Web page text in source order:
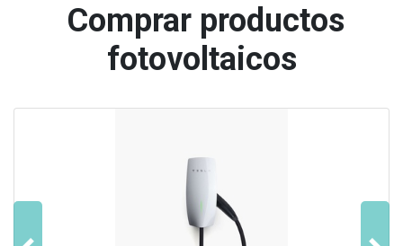
Comprar productos
fotovoltaicos